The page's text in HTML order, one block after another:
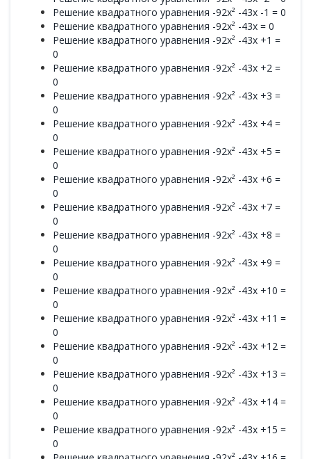
Решение квадратного уравнения -92x² -43x -1 = 0
Решение квадратного уравнения -92x² -43x = 0
Решение квадратного уравнения -92x² -43x +1 =
0
Решение квадратного уравнения -92x² -43x +2 =
0
Решение квадратного уравнения -92x² -43x +3 =
0
Решение квадратного уравнения -92x² -43x +4 =
0
Решение квадратного уравнения -92x² -43x +5 =
0
Решение квадратного уравнения -92x² -43x +6 =
0
Решение квадратного уравнения -92x² -43x +7 =
0
Решение квадратного уравнения -92x² -43x +8 =
0
Решение квадратного уравнения -92x² -43x +9 =
0
Решение квадратного уравнения -92x² -43x +10 =
0
Решение квадратного уравнения -92x² -43x +11 =
0
Решение квадратного уравнения -92x² -43x +12 =
0
Решение квадратного уравнения -92x² -43x +13 =
0
Решение квадратного уравнения -92x² -43x +14 =
0
Решение квадратного уравнения -92x² -43x +15 =
0